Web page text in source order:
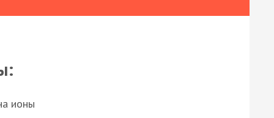
ионы